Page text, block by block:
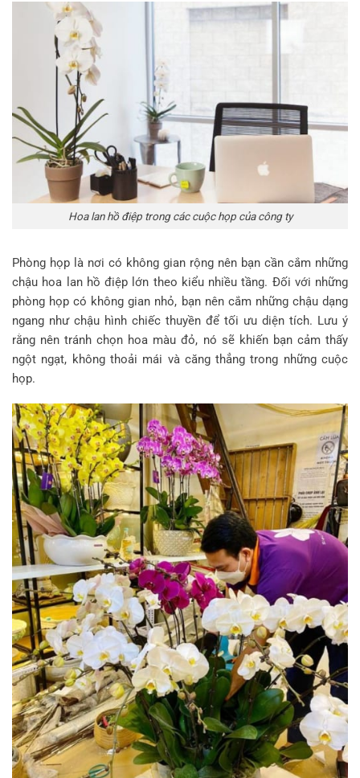
Hoa lan hồ điệp trong các cuộc họp của công ty
Phòng họp là nơi có không gian rộng nên bạn cần cắm những
chậu hoa lan hồ điệp lớn theo kiểu nhiều tầng. Đối với những
phòng họp có không gian nhỏ, bạn nên cắm những chậu dạng
ngang như chậu hình chiếc thuyền để tối ưu diện tích. Lưu ý
rằng nên tránh chọn hoa màu đỏ, nó sẽ khiến bạn cảm thấy
ngột ngạt, không thoải mái và căng thẳng trong những cuộc
họp.